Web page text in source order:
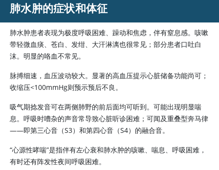
肺水肿的症状和体征
肺水肿患者表现为极度呼吸困难、躁动和焦虑，伴有窒息感。咳嗽
带轻微血痰、苍白、发绀、大汗淋漓也很常见；部分患者口吐白
沫。明显的咯血不常见。
脉搏细速，血压波动较大。显著的高血压提示心脏储备功能尚可；
收缩压<100mmHg则预示预后不良。
吸气期捻发音可在两侧肺野的前后面均可听到。可能出现明显喘
息。呼吸时嘈杂的声音常导致心脏听诊困难；可闻及重叠型奔马律
——即第三心音（S3）和第四心音（S4）的融合音。
“心源性哮喘”是指伴有左心衰和肺水肿的咳嗽、喘息、呼吸困难，
有时还有阵发性夜间呼吸困难。